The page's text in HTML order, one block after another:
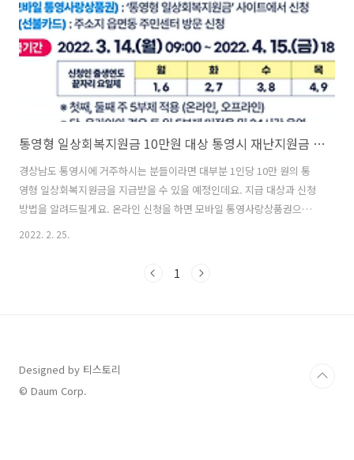
통영형 일상회복지원금 10만원 대상 통영시 재난지원금 신청방법
경상남도 통영시에 거주하시는 분들이라면 대부분 1인당 10만 원의 통
영형 일상회복지원금을 지급받을 수 있을 예정인데요. 지급 대상과 신청
방법을 알려드릴게요. 온라인 신청을 하면 모바일 통영사랑상품권으로
받을 수 있고요. 오프라인으로 신청하면 선불카드로 지급을 받을 수 있습
기 소상공인 2차 방역지원금 대상 소상공인방역지원금kr 신청 바로가기
2022. 2. 25.
1
Designed by 티스토리
© Daum Corp.